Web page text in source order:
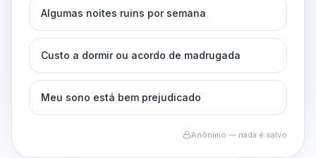
Algumas noites ruins por semana
Custo a dormir ou acordo de madrugada
Meu sono está bem prejudicado
Anônimo — nada é salvo